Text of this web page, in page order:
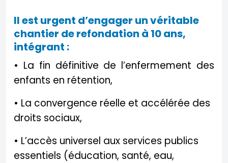
Il est urgent d’engager un véritable
chantier de refondation à 10 ans,
intégrant :
• La fin définitive de l’enfermement des
enfants en rétention,
• La convergence réelle et accélérée des
droits sociaux,
• L’accès universel aux services publics
essentiels (éducation, santé, eau,